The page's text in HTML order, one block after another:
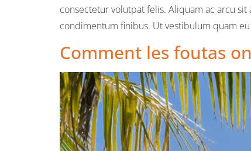
consectetur volutpat felis. Aliquam ac arcu
condimentum finibus. Ut vestibulum quam
Comment les foutas